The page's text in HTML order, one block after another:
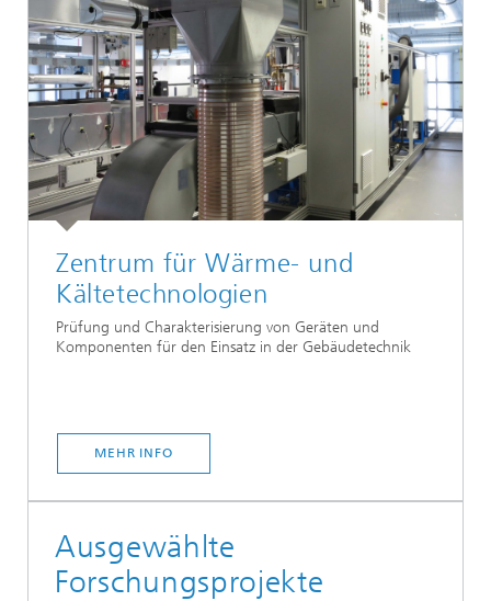
Zentrum für Wärme- und
Kältetechnologien
Prüfung und Charakterisierung von Geräten und
Komponenten für den Einsatz in der Gebäudetechnik
MEHR INFO
Ausgewählte
Forschungsprojekte